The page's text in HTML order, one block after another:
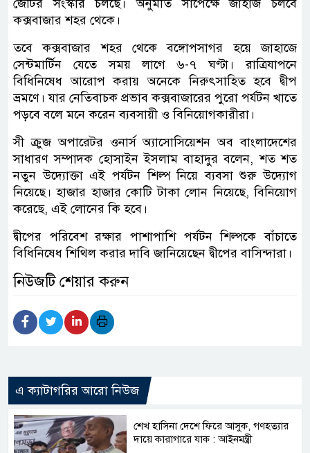
জেটির সংস্কার চলছে। অনুমতি সাপেক্ষে জাহাজ চলবে
কক্সবাজার শহর থেকে।
তবে কক্সবাজার শহর থেকে বঙ্গোপসাগর হয়ে জাহাজে
সেন্টমার্টিন যেতে সময় লাগে ৬-৭ ঘণ্টা। রাত্রিযাপনে
বিধিনিষেধ আরোপ করায় অনেকে নিরুৎসাহিত হবে দ্বীপ
ভ্রমণে। যার নেতিবাচক প্রভাব কক্সবাজারের পুরো পর্যটন খাতে
পড়বে বলে মনে করেন ব্যবসায়ী ও বিনিয়োগকারীরা।
সী ক্রুজ অপারেটর ওনার্স অ্যাসোসিয়েশন অব বাংলাদেশের
সাধারণ সম্পাদক হোসাইন ইসলাম বাহাদুর বলেন, শত শত
নতুন উদ্যোক্তা এই পর্যটন শিল্প নিয়ে ব্যবসা শুরু উদ্যোগ
নিয়েছে। হাজার হাজার কোটি টাকা লোন নিয়েছে, বিনিয়োগ
করেছে, এই লোনের কি হবে।
দ্বীপের পরিবেশ রক্ষার পাশাপাশি পর্যটন শিল্পকে বাঁচাতে
বিধিনিষেধ শিথিল করার দাবি জানিয়েছেন দ্বীপের বাসিন্দারা।
নিউজটি শেয়ার করুন
এ ক্যাটাগরির আরো নিউজ
শেখ হাসিনা দেশে ফিরে আসুক, গণহত্যার
দায়ে কারাগারে যাক : আইনমন্ত্রী